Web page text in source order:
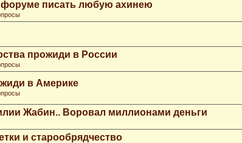
писать любую ахинею
прожиди в России
в Америке
Жабин.. Воровал миллионами деньги
и старообрядчество